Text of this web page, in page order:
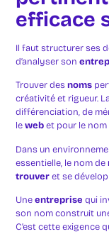
efficace
Il faut structurer ses
d’analyser son
Trouver desnoms
créativité et rigueur.
différenciation, de
lewebet pour le
Dans un
essentielle, le nom de
trouveret se
Uneentreprise qui
son nom construit
C’est cette exigence